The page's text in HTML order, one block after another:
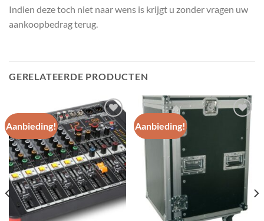
Indien deze toch niet naar wens is krijgt u zonder vragen uw
aankoopbedrag terug.
GERELATEERDE PRODUCTEN
Aanbieding!
Toevoegen
aan
wenslijst
Aanbieding!
aan
wenslijst